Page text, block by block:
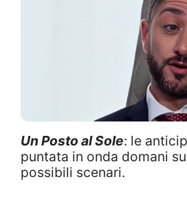
Un Posto al Sole: le
puntata in onda domani
possibili scenari.